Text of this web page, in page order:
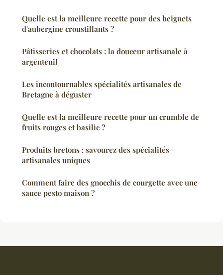
Quelle est la meilleure recette pour des beignets
d'aubergine croustillants ?
Pâtisseries et chocolats : la douceur artisanale à
argenteuil
Les incontournables spécialités artisanales de
Bretagne à déguster
Quelle est la meilleure recette pour un crumble de
fruits rouges et basilic ?
Produits bretons : savourez des spécialités
artisanales uniques
Comment faire des gnocchis de courgette avec une
sauce pesto maison ?